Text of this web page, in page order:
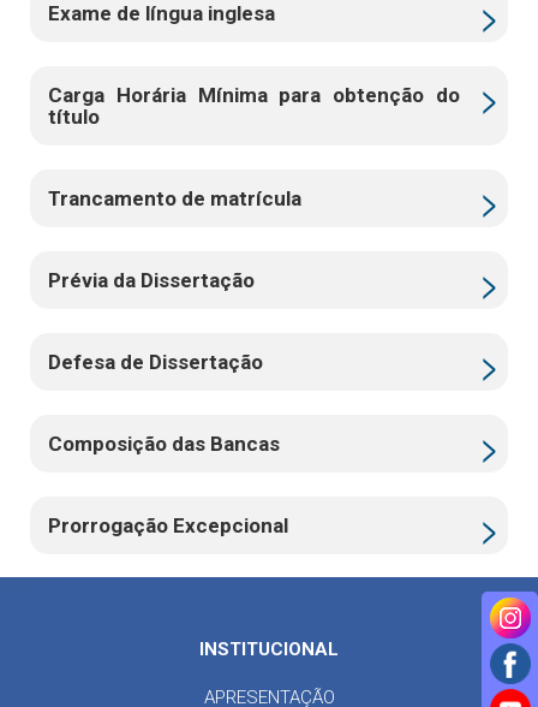
Exame de língua inglesa
Carga Horária Mínima para obtenção do
título
Trancamento de matrícula
Prévia da Dissertação
Defesa de Dissertação
Composição das Bancas
Prorrogação Excepcional
INSTITUCIONAL
APRESENTAÇÃO